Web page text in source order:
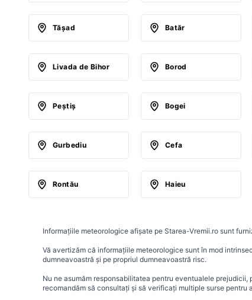
Tăşad Batăr
Livada de Bihor Borod
Peştiş Bogei
Gurbediu Cefa
Rontău Haieu
Informațiile meteorologice afișate pe Starea-Vremii.ro sunt
Vă avertizăm că informațiile meteorologice sunt în mod
dumneavoastră și pe propriul dumneavoastră risc.
Nu ne asumăm responsabilitatea pentru eventualele
recomandăm să consultați și să verificați multiple surse